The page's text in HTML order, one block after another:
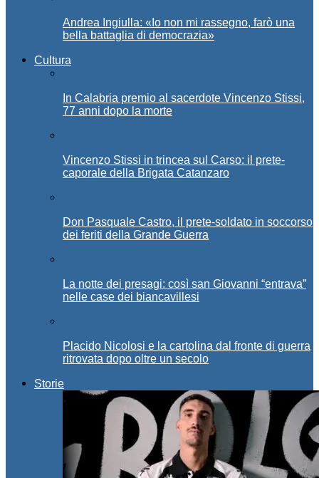
Andrea Ingiulla: «Io non mi rassegno, farò una
bella battaglia di democrazia»
Cultura
In Calabria premio al sacerdote Vincenzo Stissi,
77 anni dopo la morte
Vincenzo Stissi in trincea sul Carso: il prete-
caporale della Brigata Catanzaro
Don Pasquale Castro, il prete-soldato in soccorso
dei feriti della Grande Guerra
La notte dei presagi: così san Giovanni “entrava”
nelle case dei biancavillesi
Placido Nicolosi e la cartolina dal fronte di guerra
ritrovata dopo oltre un secolo
Storie